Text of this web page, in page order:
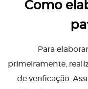
Como
Para
primeiramente,
de verificação.